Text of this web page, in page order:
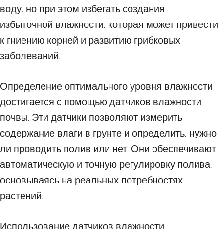
воду, но при этом избегать создания
избыточной влажности, которая может привести
к гниению корней и развитию грибковых
заболеваний.
Определение оптимального уровня влажности
достигается с помощью датчиков влажности
почвы. Эти датчики позволяют измерить
содержание влаги в грунте и определить, нужно
ли проводить полив или нет. Они обеспечивают
автоматическую и точную регулировку полива,
основываясь на реальных потребностях
растений.
Использование датчиков влажности